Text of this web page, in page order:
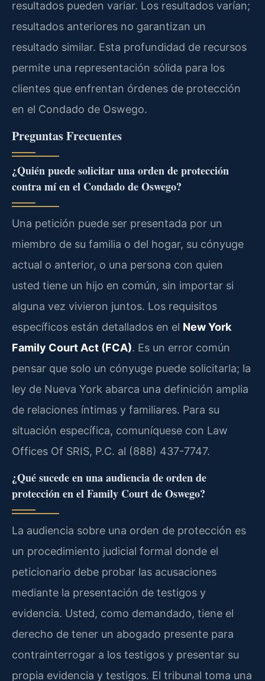
resultados pueden variar. Los resultados varían;
resultados anteriores no garantizan un
resultado similar. Esta profundidad de recursos
permite una representación sólida para los
clientes que enfrentan órdenes de protección
en el Condado de Oswego.
Preguntas Frecuentes
¿Quién puede solicitar una orden de protección
contra mí en el Condado de Oswego?
Una petición puede ser presentada por un
miembro de su familia o del hogar, su cónyuge
actual o anterior, o una persona con quien
usted tiene un hijo en común, sin importar si
alguna vez vivieron juntos. Los requisitos
específicos están detallados en el New York
Family Court Act (FCA). Es un error común
pensar que solo un cónyuge puede solicitarla; la
ley de Nueva York abarca una definición amplia
de relaciones íntimas y familiares. Para su
situación específica, comuníquese con Law
Offices Of SRIS, P.C. al (888) 437-7747.
¿Qué sucede en una audiencia de orden de
protección en el Family Court de Oswego?
La audiencia sobre una orden de protección es
un procedimiento judicial formal donde el
peticionario debe probar las acusaciones
mediante la presentación de testigos y
evidencia. Usted, como demandado, tiene el
derecho de tener un abogado presente para
contrainterrogar a los testigos y presentar su
propia evidencia y testigos. El tribunal toma una